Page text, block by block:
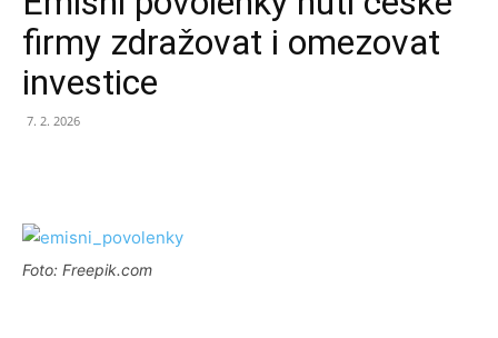
firmy zdražovat i omezovat
investice
7. 2. 2026
Foto: Freepik.com